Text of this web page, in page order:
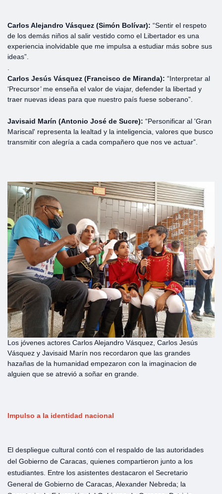
Carlos Alejandro Vásquez (Simón Bolívar): “Sentir el respeto
de los demás niños al salir vestido como el Libertador es una
experiencia inolvidable que me impulsa a estudiar más sobre sus
ideas”.
.
Carlos Jesús Vásquez (Francisco de Miranda): “Interpretar al
‘Precursor’ me enseña el valor de viajar, defender la libertad y
traer nuevas ideas para que nuestro país fuese soberano”.
Javisaid Marín (Antonio José de Sucre): “Personificar al 'Gran
Mariscal' representa la lealtad y la inteligencia, valores que busco
transmitir con alegría a cada compañero que nos ve actuar”.
Los jóvenes actores Carlos Alejandro Vásquez, Carlos Jesús
Vásquez y Javisaid Marín nos recordaron que las grandes
hazañas de la humanidad empezaron con la imaginacion de
alguien que se atrevió a soñar en grande.
Impulso a la identidad nacional
El despliegue cultural contó con el respaldo de las autoridades
del Gobierno de Caracas, quienes compartieron junto a los
estudiantes. Entre los asistentes destacaron el Secretario
General de Gobierno de Caracas, Alexander Nebreda; la